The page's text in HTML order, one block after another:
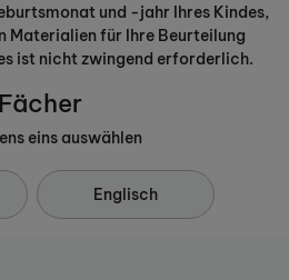
und -jahr Ihres Kindes,
Materialien für Ihre Beurteilung
ist nicht zwingend erforderlich.
Fächer
eins auswählen
Englisch